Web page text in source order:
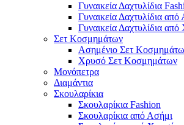
Γυναικεία Δαχτυλίδια
Γυναικεία Δαχτυλίδια από
Γυναικεία Δαχτυλίδια
Σετ Κοσμημάτων
Ασημένιο Σετ
Χρυσό Σετ Κοσμημάτων
Μονόπετρα
Διαμάντια
Σκουλαρίκια
Σκουλαρίκια Fashion
Σκουλαρίκια από Ασήμι